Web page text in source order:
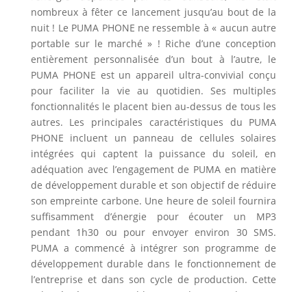
nombreux à fêter ce lancement jusqu’au bout de la
nuit ! Le PUMA PHONE ne ressemble à « aucun autre
portable sur le marché » ! Riche d’une conception
entièrement personnalisée d’un bout à l’autre, le
PUMA PHONE est un appareil ultra-convivial conçu
pour faciliter la vie au quotidien. Ses multiples
fonctionnalités le placent bien au-dessus de tous les
autres. Les principales caractéristiques du PUMA
PHONE incluent un panneau de cellules solaires
intégrées qui captent la puissance du soleil, en
adéquation avec l’engagement de PUMA en matière
de développement durable et son objectif de réduire
son empreinte carbone. Une heure de soleil fournira
suffisamment d’énergie pour écouter un MP3
pendant 1h30 ou pour envoyer environ 30 SMS.
PUMA a commencé à intégrer son programme de
développement durable dans le fonctionnement de
l’entreprise et dans son cycle de production. Cette